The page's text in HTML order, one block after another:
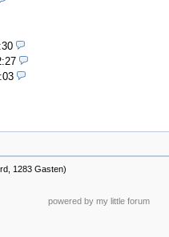
1283 Gasten)
powered by my little forum